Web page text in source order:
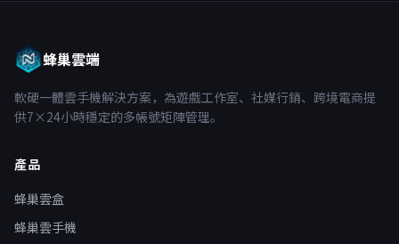
蜂巢雲端
軟硬一體雲手機解決方案，為遊戲工作室、社媒行銷、跨境電商提
供7×24小時穩定的多帳號矩陣管理。
產品
蜂巢雲盒
蜂巢雲手機